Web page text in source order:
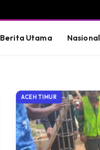
Berita Utama Nasional
ACEH TIMUR